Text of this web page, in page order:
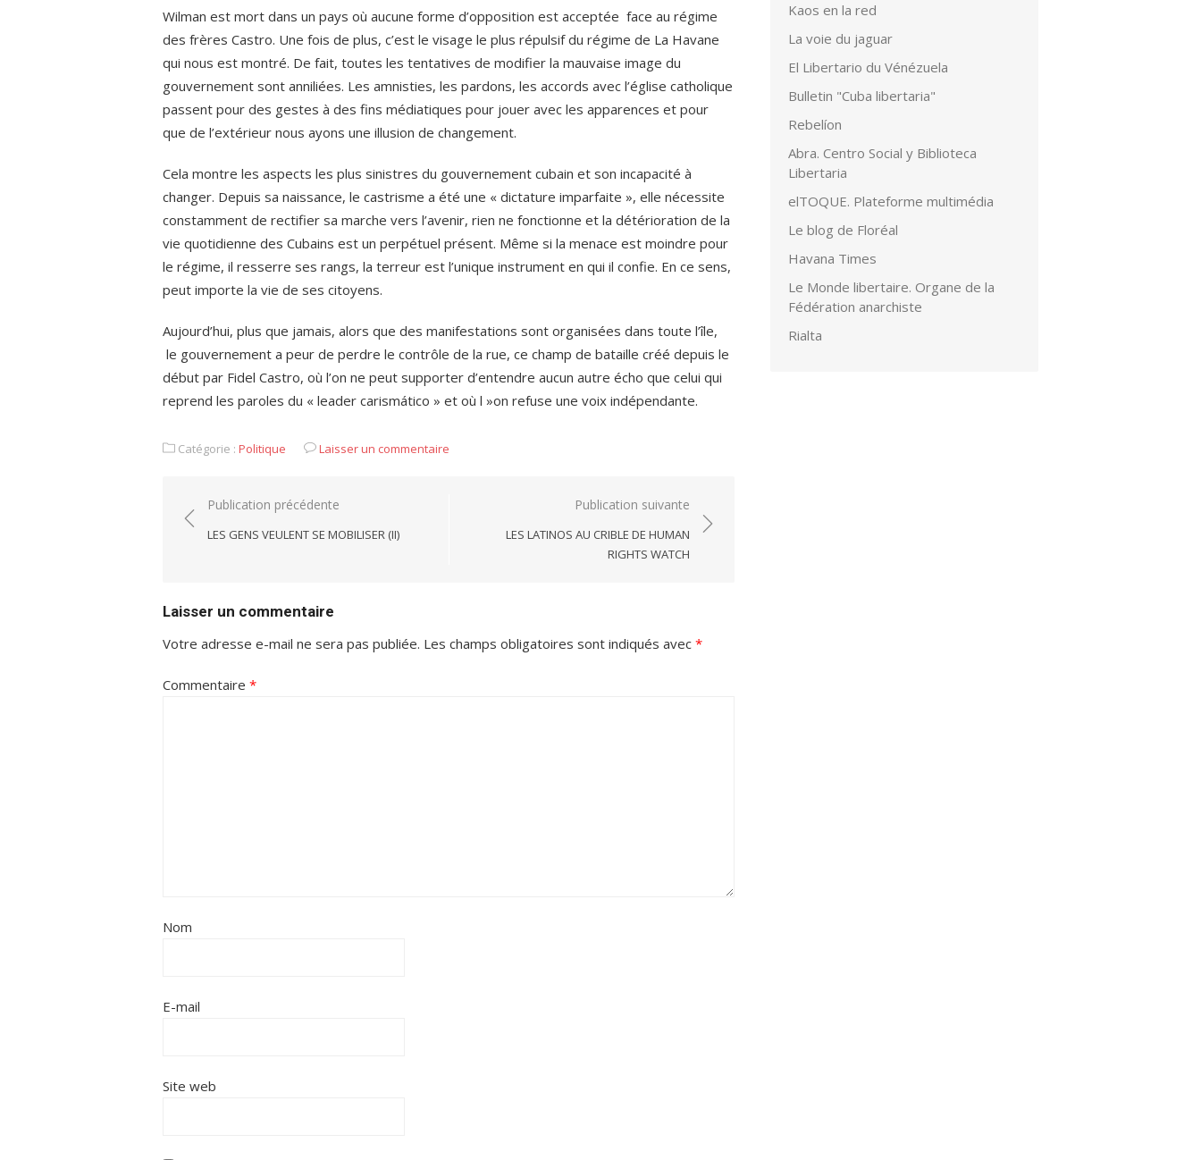
Wilman est mort dans un pays où aucune forme d’opposition est acceptée face au régime
des frères Castro. Une fois de plus, c’est le visage le plus répulsif du régime de La Havane
qui nous est montré. De fait, toutes les tentatives de modifier la mauvaise image du
gouvernement sont anniliées. Les amnisties, les pardons, les accords avec l’église catholique
passent pour des gestes à des fins médiatiques pour jouer avec les apparences et pour
que de l’extérieur nous ayons une illusion de changement.
Cela montre les aspects les plus sinistres du gouvernement cubain et son incapacité à
changer. Depuis sa naissance, le castrisme a été une « dictature imparfaite », elle nécessite
constamment de rectifier sa marche vers l’avenir, rien ne fonctionne et la détérioration de la
vie quotidienne des Cubains est un perpétuel présent. Même si la menace est moindre pour
le régime, il resserre ses rangs, la terreur est l’unique instrument en qui il confie. En ce sens,
peut importe la vie de ses citoyens.
Aujourd’hui, plus que jamais, alors que des manifestations sont organisées dans toute l’île,
le gouvernement a peur de perdre le contrôle de la rue, ce champ de bataille créé depuis le
début par Fidel Castro, où l’on ne peut supporter d’entendre aucun autre écho que celui qui
reprend les paroles du « leader carismático » et où l »on refuse une voix indépendante.
Catégorie : Politique Laisser un commentaire
Navigation
de
Publication précédente
LES GENS VEULENT SE MOBILISER (II)
Publication suivante
LES LATINOS AU CRIBLE DE HUMAN
RIGHTS WATCH
Laisser un commentaire
Votre adresse e-mail ne sera pas publiée. Les champs obligatoires sont indiqués avec *
Commentaire *
Nom
E-mail
Site web
Kaos en la red
La voie du jaguar
El Libertario du Vénézuela
Bulletin "Cuba libertaria"
Rebelíon
Abra. Centro Social y Biblioteca
Libertaria
elTOQUE. Plateforme multimédia
Le blog de Floréal
Havana Times
Le Monde libertaire. Organe de la
Fédération anarchiste
Rialta